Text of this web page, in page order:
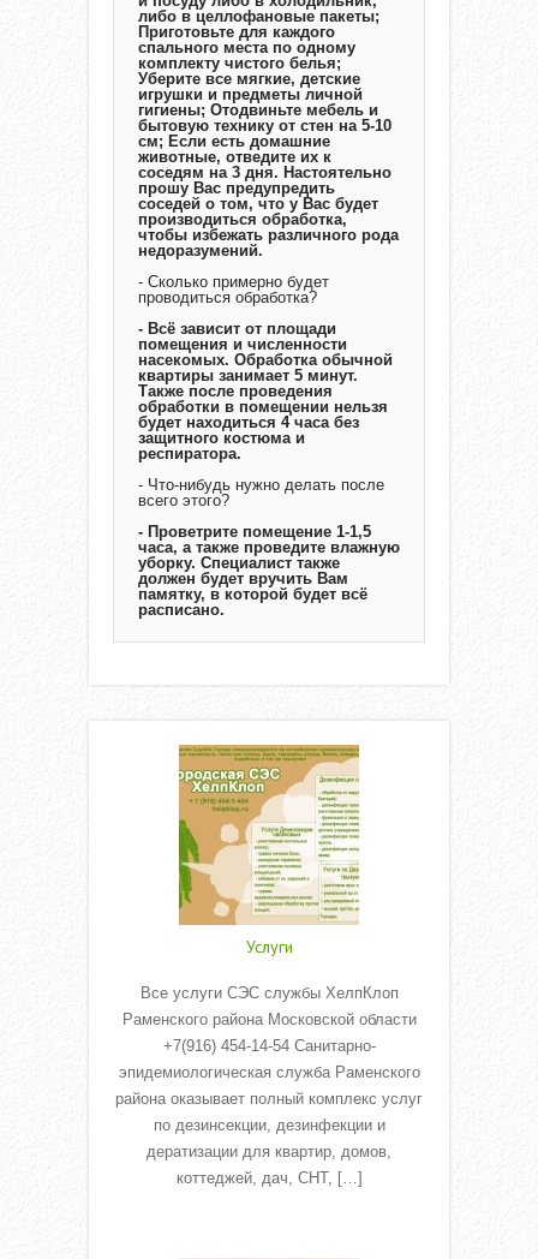
либо в целлофановые пакеты;
Приготовьте для каждого
спального места по одному
комплекту чистого белья;
Уберите все мягкие, детские
игрушки и предметы личной
гигиены; Отодвиньте мебель и
бытовую технику от стен на 5-10
см; Если есть домашние
животные, отведите их к
соседям на 3 дня. Настоятельно
прошу Вас предупредить
соседей о том, что у Вас будет
производиться обработка,
чтобы избежать различного рода
недоразумений.
- Сколько примерно будет
проводиться обработка?
- Всё зависит от площади
помещения и численности
насекомых. Обработка обычной
квартиры занимает 5 минут.
Также после проведения
обработки в помещении нельзя
будет находиться 4 часа без
защитного костюма и
респиратора.
- Что-нибудь нужно делать после
всего этого?
- Проветрите помещение 1-1,5
часа, а также проведите влажную
уборку. Специалист также
должен будет вручить Вам
памятку, в которой будет всё
расписано.
Услуги
Все услуги СЭС службы ХелпКлоп
Раменского района Московской области
+7(916) 454-14-54 Санитарно-
эпидемиологическая служба Раменского
района оказывает полный комплекс услуг
по дезинсекции, дезинфекции и
дератизации для квартир, домов,
коттеджей, дач, СНТ, […]